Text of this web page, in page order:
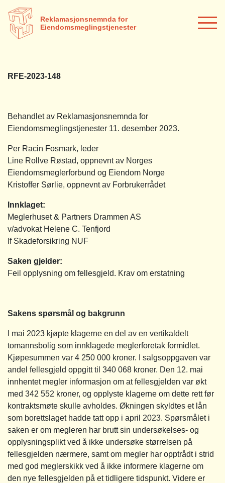
Reklamasjonsnemnda for
Eiendomsmeglingstjenester
RFE-2023-148
Behandlet av Reklamasjonsnemnda for
Eiendomsmeglingstjenester 11. desember 2023.
Per Racin Fosmark, leder
Line Rollve Røstad, oppnevnt av Norges
Eiendomsmeglerforbund og Eiendom Norge
Kristoffer Sørlie, oppnevnt av Forbrukerrådet
Innklaget:
Meglerhuset & Partners Drammen AS
v/advokat Helene C. Tenfjord
If Skadeforsikring NUF
Saken gjelder:
Feil opplysning om fellesgjeld. Krav om erstatning
Sakens spørsmål og bakgrunn
I mai 2023 kjøpte klagerne en del av en vertikaldelt
tomannsbolig som innklagede meglerforetak formidlet.
Kjøpesummen var 4 250 000 kroner. I salgsoppgaven var
andel fellesgjeld oppgitt til 340 068 kroner. Den 12. mai
innhentet megler informasjon om at fellesgjelden var økt
med 342 552 kroner, og opplyste klagerne om dette rett før
kontraktsmøte skulle avholdes. Økningen skyldtes et lån
som borettslaget hadde tatt opp i april 2023. Spørsmålet i
saken er om megleren har brutt sin undersøkelses- og
opplysningsplikt ved å ikke undersøke størrelsen på
fellesgjelden nærmere, samt om megler har opptrådt i strid
med god meglerskikk ved å ikke informere klagerne om
den nye fellesgjelden på et tidligere tidspunkt. Videre er